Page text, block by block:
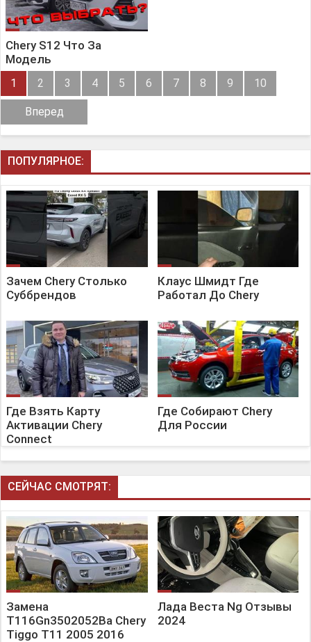
Chery S12 Что За
Модель
1 2 3 4 5 6 7 8 9 10
Вперед
ПОПУЛЯРНОЕ:
Зачем Chery Столько
Суббрендов
Клаус Шмидт Где
Работал До Chery
Где Взять Карту
Активации Chery
Connect
Где Собирают Chery
Для России
СЕЙЧАС СМОТРЯТ:
Замена
T116Gn3502052Ba Chery
Tiggo T11 2005 2016
Лада Веста Ng Отзывы
2024